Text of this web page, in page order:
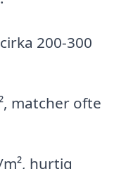
200-300
matcher ofte
hurtig